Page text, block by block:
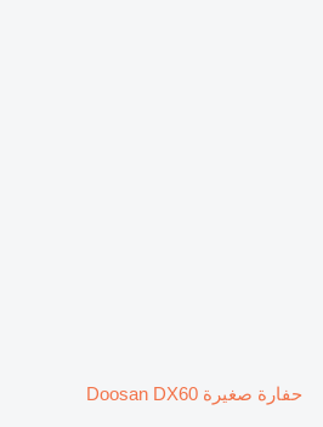
حفارة صغيرة Doosan DX60